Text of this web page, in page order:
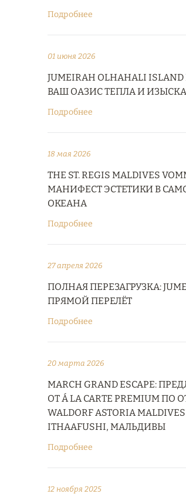
Подробнее
01 июня 2026
JUMEIRAH OLHAHALI ISLAND
ВАШ ОАЗИС ТЕПЛА И
Подробнее
18 мая 2026
THE ST. REGIS MALDIVES
МАНИФЕСТ ЭСТЕТИКИ В
ОКЕАНА
Подробнее
27 апреля 2026
ПОЛНАЯ ПЕРЕЗАГРУЗКА:
ПРЯМОЙ ПЕРЕЛЁТ
Подробнее
20 марта 2026
MARCH GRAND ESCAPE:
ОТ Á LA CARTE PREMIUM ПО
WALDORF ASTORIA MALDIVES
ITHAAFUSHI, МАЛЬДИВЫ
Подробнее
12 ноября 2025